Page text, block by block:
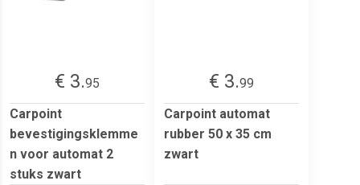
€ 3.95
Carpoint
bevestigingsklemme
n voor automat 2
stuks zwart
€ 3.99
Carpoint automat
rubber 50 x 35 cm
zwart